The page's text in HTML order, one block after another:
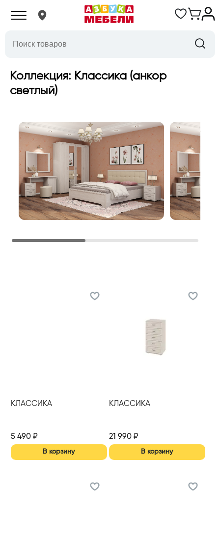
Коллекция: Классика (анкор
светлый)
КЛАССИКА
5 490 ₽
В корзину
КЛАССИКА
21 990₽
В корзину